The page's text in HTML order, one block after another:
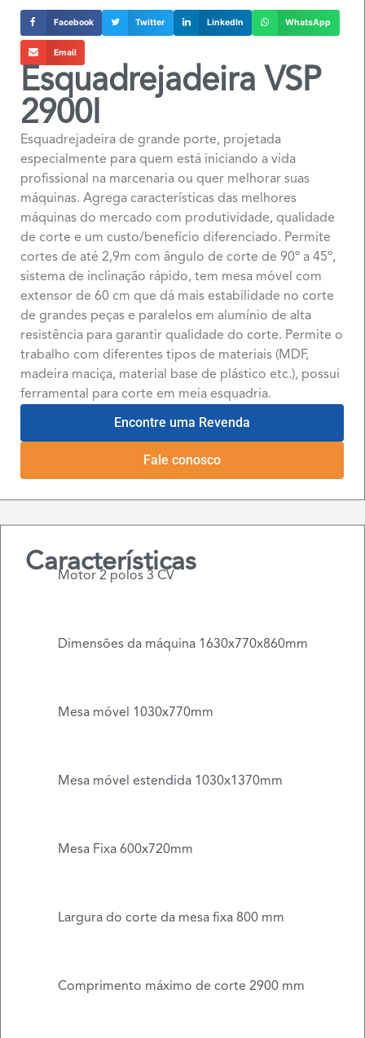
Facebook Twitter LinkedIn WhatsApp
Email
Esquadrejadeira VSP
2900I
Esquadrejadeira de grande porte, projetada
especialmente para quem está iniciando a vida
profissional na marcenaria ou quer melhorar suas
máquinas. Agrega características das melhores
máquinas do mercado com produtividade, qualidade
de corte e um custo/benefício diferenciado. Permite
cortes de até 2,9m com ângulo de corte de 90º a 45º,
sistema de inclinação rápido, tem mesa móvel com
extensor de 60 cm que dá mais estabilidade no corte
de grandes peças e paralelos em alumínio de alta
resistência para garantir qualidade do corte. Permite o
trabalho com diferentes tipos de materiais (MDF,
madeira maciça, material base de plástico etc.), possui
ferramental para corte em meia esquadria.
Encontre uma Revenda
Fale conosco
Características
Motor 2 polos 3 CV
Dimensões da máquina 1630x770x860mm
Mesa móvel 1030x770mm
Mesa móvel estendida 1030x1370mm
Mesa Fixa 600x720mm
Largura do corte da mesa fixa 800 mm
Comprimento máximo de corte 2900 mm